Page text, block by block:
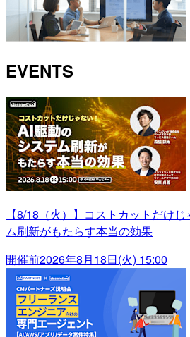
EVENTS
【8/18（火）】コストカットだけ
ム刷新がもたらす本当の効果
開催前2026年8月18日(火) 15:00